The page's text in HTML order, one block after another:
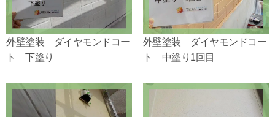
外壁塗装 ダイヤモンドコー
ト 下塗り
外壁塗装 ダイヤモンドコー
ト 中塗り1回目